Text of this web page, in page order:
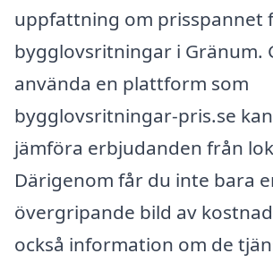
uppfattning om prisspannet
bygglovsritningar i Gränum.
använda en plattform som
bygglovsritningar-pris.se
jämföra erbjudanden från
Därigenom får du inte bara
övergripande bild av
också information om de